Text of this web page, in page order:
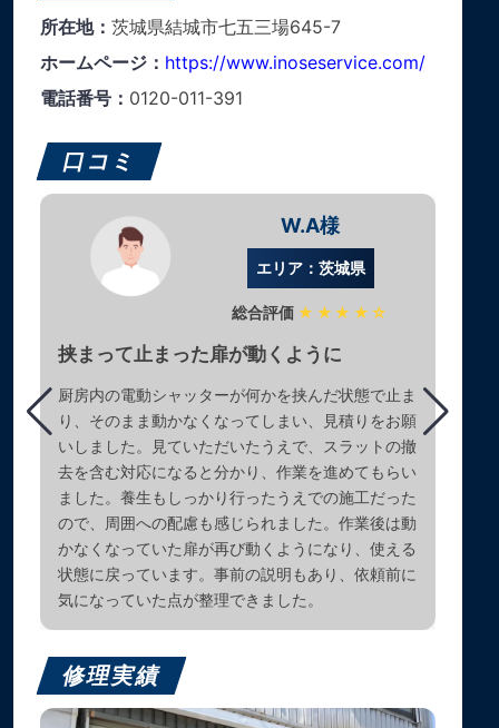
所在地： 茨城県結城市七五三場645-7
ホームページ： https://www.inoseservice.com/
電話番号： 0120-011-391
口コミ
W.A様
エリア：茨城県
総合評価 ★★★★☆
挟まって止まった扉が動くように
厨房内の電動シャッターが何かを挟んだ状態で止ま
り、そのまま動かなくなってしまい、見積りをお願
いしました。見ていただいたうえで、スラットの撤
去を含む対応になると分かり、作業を進めてもらい
ました。養生もしっかり行ったうえでの施工だった
ので、周囲への配慮も感じられました。作業後は動
かなくなっていた扉が再び動くようになり、使える
状態に戻っています。事前の説明もあり、依頼前に
気になっていた点が整理できました。
修理実績